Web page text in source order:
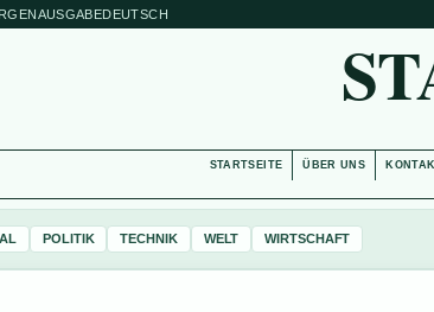
DEUTSCH
STARTSEITE ÜBER UNS
POLITIK TECHNIK WELT WIRTSCHAFT